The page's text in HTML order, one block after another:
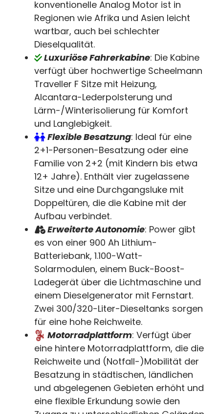
konventionelle Analog Motor ist in
Regionen wie Afrika und Asien leicht
wartbar, auch bei schlechter
Dieselqualität.
Luxuriöse Fahrerkabine: Die Kabine
verfügt über hochwertige Scheelmann
Traveller F Sitze mit Heizung,
Alcantara-Lederpolsterung und
Lärm-/Winterisolierung für Komfort
und Langlebigkeit.
Flexible Besatzung: Ideal für eine
2+1-Personen-Besatzung oder eine
Familie von 2+2 (mit Kindern bis etwa
12+ Jahre). Enthält vier zugelassene
Sitze und eine Durchgangsluke mit
Doppeltüren, die die Kabine mit der
Aufbau verbindet.
Erweiterte Autonomie: Power gibt
es von einer 900 Ah Lithium-
Batteriebank, 1.100-Watt-
Solarmodulen, einem Buck-Boost-
Ladegerät über die Lichtmaschine und
einem Dieselgenerator mit Fernstart.
Zwei 300/320-Liter-Dieseltanks sorgen
für eine hohe Reichweite.
Motorradplattform: Verfügt über
eine hintere Motorradplattform, die die
Reichweite und (Notfall-)Mobilität der
Besatzung in städtischen, ländlichen
und abgelegenen Gebieten erhöht und
eine flexible Erkundung sowie den